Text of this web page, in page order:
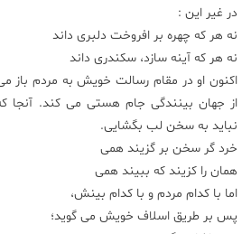
در غیر این :
نه هر که چهره بر افروخت دلبری داند
نه هر که آینه سازد، سکندری داند
اکنون او در مقام رسالت خویش به مردم
از جهان بینندگی جام هستی می کند. آنجا
نباید به سخن لب بگشایی.
خرد گر سخن بر گزیند همی
همان را کزیند که ببیند همی
اما با کدام مردم و با کدام بینش،
پس بر طریق اسلاف خویش می گوید؛